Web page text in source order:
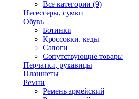
Все категории (9)
Несессеры, сумки
Обувь
Ботинки
Кроссовки, кеды
Сапоги
Сопутствующие товары
Перчатки, рукавицы
Планшеты
Ремни
Ремень армейский